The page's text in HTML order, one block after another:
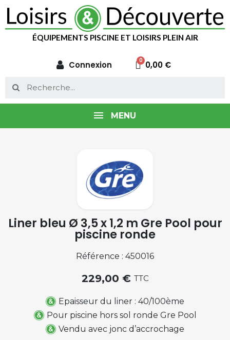
ÉQUIPEMENTS PISCINE ET LOISIRS PLEIN AIR
Connexion 0,00 €
MENU
Liner bleu Ø 3,5 x 1,2 m Gre Pool pour
piscine ronde
Référence : 450016
229,00 € TTC
Epaisseur du liner : 40/100ème
Pour piscine hors sol ronde Gre Pool
Vendu avec jonc d’accrochage